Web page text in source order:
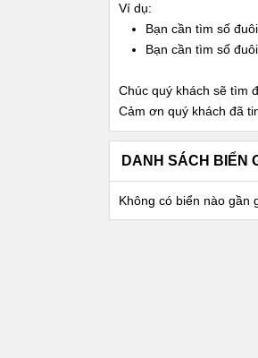
Ví dụ:
Bạn cần tìm số
Bạn cần tìm số
Chúc quý khách sẽ tìm
Cảm ơn quý khách đã
DANH SÁCH BIỂN
Không có biển nào gần